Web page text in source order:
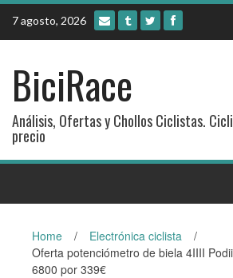
Skip
content
7 agosto, 2026
BiciRace
Análisis, Ofertas y Chollos Ciclistas.
precio
Home / Electrónica ciclista
/
Oferta potenciómetro de biela 4IIII
6800 por 339€